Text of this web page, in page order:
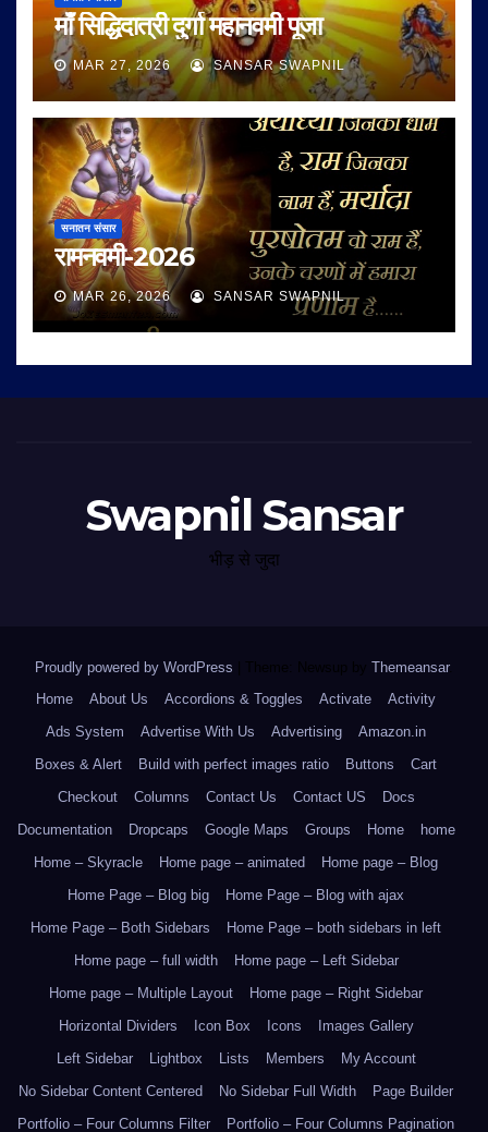
माँ सिद्धिदात्री दुर्गा महानवमी पूजा
MAR 27, 2026 SANSAR SWAPNIL
सनातन संसार
रामनवमी-2026
MAR 26, 2026 SANSAR SWAPNIL
Swapnil Sansar
भीड़ से जुदा
Proudly powered by WordPress Theme: Newsup by Themeansar.
Home
About Us Accordions & Toggles Activate
Activity
Ads System
Advertise With Us Advertising
Amazon.in
Boxes & Alert
Build with perfect images ratio Buttons
Cart
Checkout
Columns Contact Us Contact US
Docs
Documentation
Dropcaps Google Maps Groups Home
home
Home – Skyracle
Home page – animated
Home page – Blog
Home Page – Blog big
Home Page – Blog with ajax
Home Page – Both Sidebars
Home Page – both sidebars in left
Home page – full width
Home page – Left Sidebar
Home page – Multiple Layout
Home page – Right Sidebar
Horizontal Dividers
Icon Box Icons
Images Gallery
Left Sidebar
Lightbox Lists Members
My Account
No Sidebar Content Centered
No Sidebar Full Width
Page Builder
Portfolio – Four Columns Filter
Portfolio – Four Columns Pagination